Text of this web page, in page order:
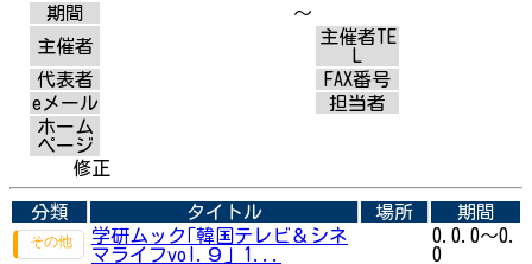
期間
～
主催者
主催者TE
代表者
FAX番号
eメール
担当者
ホーム
ページ
修正
分類 タイトル 場所
期間
学研ムック｢韓国テレビ＆シネ
マライフvol.９｣ 1...
0.0.0～0.
0